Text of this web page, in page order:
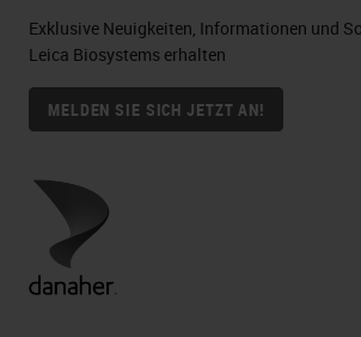
Exklusive Neuigkeiten, Informationen und
Leica Biosystems erhalten
MELDEN SIE SICH JETZT AN!